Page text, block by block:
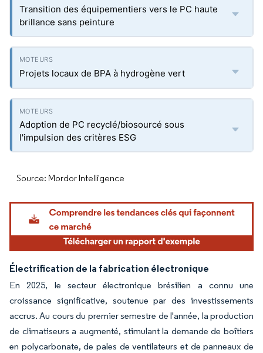
Transition des équipementiers vers le PC haute
brillance sans peinture
Projets locaux de BPA à hydrogène vert
Adoption de PC recyclé/biosourcé sous
l'impulsion des critères ESG
Source: Mordor Intelligence
Électrification de la fabrication électronique
En 2025, le secteur électronique brésilien a connu une
croissance significative, soutenue par des investissements
accrus. Au cours du premier semestre de l'année, la production
de climatiseurs a augmenté, stimulant la demande de boîtiers
en polycarbonate, de pales de ventilateurs et de panneaux de